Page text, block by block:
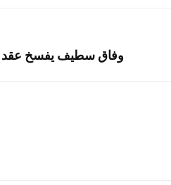
وفاق سطيف يفسخ عقد